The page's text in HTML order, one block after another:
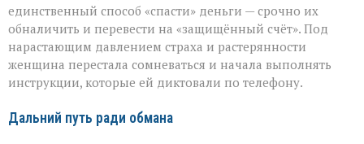
единственный способ «спасти» деньги — срочно их
обналичить и перевести на «защищённый счёт». Под
нарастающим давлением страха и растерянности
женщина перестала сомневаться и начала выполнять
инструкции, которые ей диктовали по телефону.
Дальний путь ради обмана